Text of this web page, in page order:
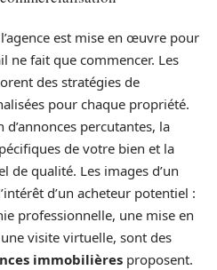
est mise en œuvre pour
ne fait que commencer. Les
des stratégies de
pour chaque propriété.
percutantes, la
de votre bien et la
de qualité. Les images d’un
d’un acheteur potentiel :
professionnelle, une mise en
visite virtuelle, sont des
immobilières proposent.